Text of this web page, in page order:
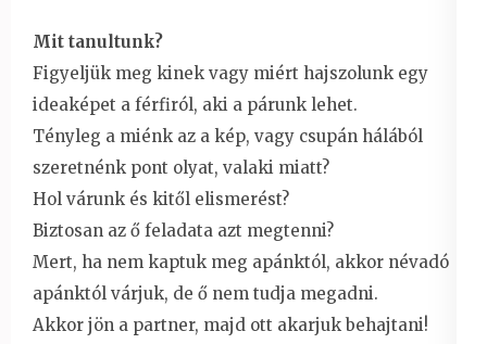
Mit tanultunk?
Figyeljük meg kinek vagy miért hajszolunk egy
ideaképet a férfiról, aki a párunk lehet.
Tényleg a miénk az a kép, vagy csupán hálából
szeretnénk pont olyat, valaki miatt?
Hol várunk és kitől elismerést?
Biztosan az ő feladata azt megtenni?
Mert, ha nem kaptuk meg apánktól, akkor névadó
apánktól várjuk, de ő nem tudja megadni.
Akkor jön a partner, majd ott akarjuk behajtani!